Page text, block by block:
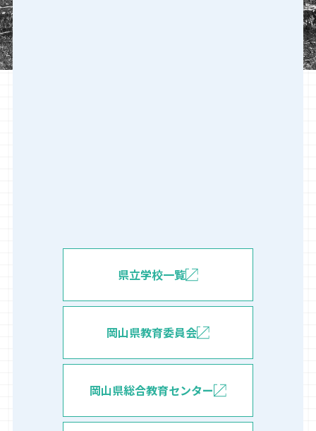
県立学校一覧
岡山県教育委員会
岡山県総合教育センター